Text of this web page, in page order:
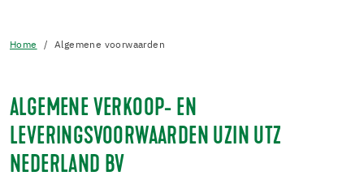
Home Algemene voorwaarden
ALGEMENE VERKOOP- EN
LEVERINGSVOORWAARDEN UZIN UTZ
NEDERLAND BV